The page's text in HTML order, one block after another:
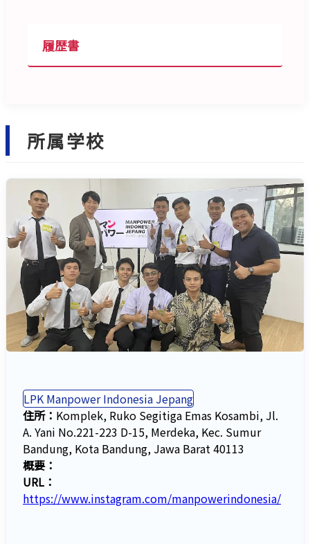
履歴書
所属学校
LPK Manpower Indonesia Jepang
住所： Komplek, Ruko Segitiga Emas Kosambi, Jl.
A. Yani No.221-223 D-15, Merdeka, Kec. Sumur
Bandung, Kota Bandung, Jawa Barat 40113
概要：
URL：
https://www.instagram.com/manpowerindonesia/